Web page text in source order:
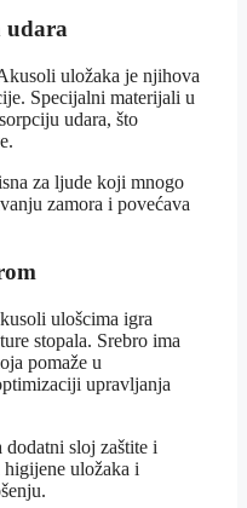
udara
uložaka je njihova
Specijalni materijali u
udara, što
za ljude koji mnogo
zamora i povećava
ulošcima igra
stopala. Srebro ima
pomaže u
upravljanja
dodatni sloj zaštite i
uložaka i